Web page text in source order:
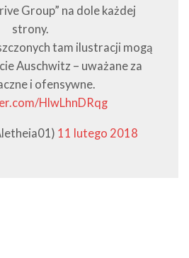
Group” na dole każdej
strony.
tam ilustracji mogą
Auschwitz – uważane za
i ofensywne.
HlwLhnDRqg
11 lutego 2018